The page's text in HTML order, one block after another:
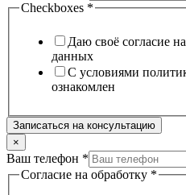
Checkboxes *
Даю своё согласие
данных
С условиями
ознакомлен
Записаться на консультацию
×
Ваш телефон *
ВашСогласие на обработку *